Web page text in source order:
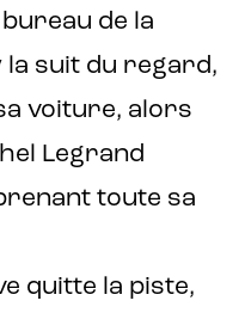
de la
la suit du regard,
voiture, alors
Legrand
toute sa
quitte la piste,